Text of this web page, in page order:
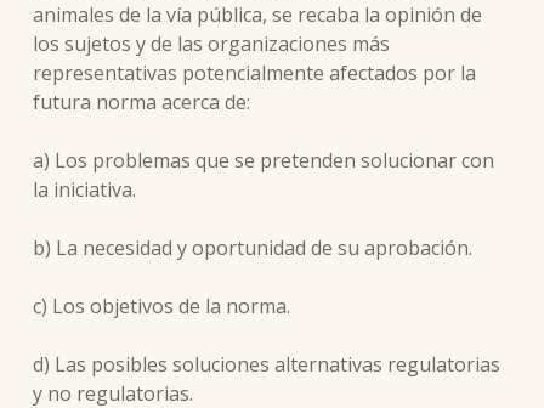
animales de la vía pública, se recaba la opinión de
los sujetos y de las organizaciones más
representativas potencialmente afectados por la
futura norma acerca de:
a) Los problemas que se pretenden solucionar con
la iniciativa.
b) La necesidad y oportunidad de su aprobación.
c) Los objetivos de la norma.
d) Las posibles soluciones alternativas regulatorias
y no regulatorias.